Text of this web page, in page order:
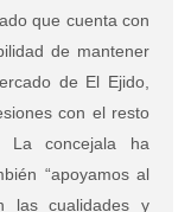
que cuenta con
de mantener
de El Ejido,
con el resto
La concejala ha
“apoyamos al
las cualidades y